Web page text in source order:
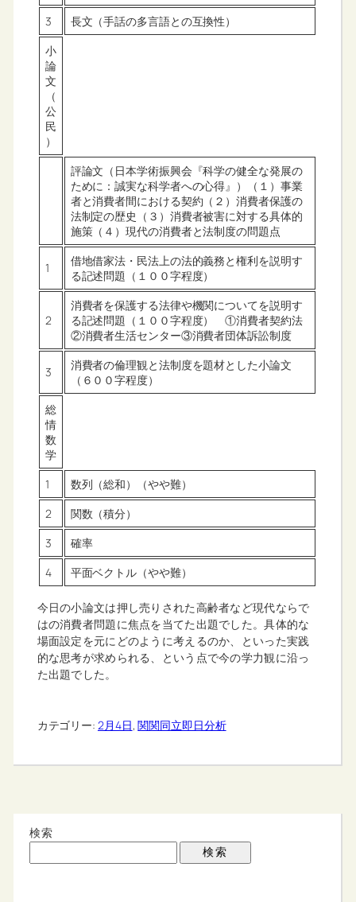
3
長文（手話の多言語との互換性）
小
論
文
（
公
民
）
評論文（日本学術振興会『科学の健全な発展の
ために：誠実な科学者への心得』）（１）事業
者と消費者間における契約（２）消費者保護の
法制定の歴史（３）消費者被害に対する具体的
施策（４）現代の消費者と法制度の問題点
1
借地借家法・民法上の法的義務と権利を説明す
る記述問題（１００字程度）
2
消費者を保護する法律や機関についてを説明す
る記述問題（１００字程度） ①消費者契約法
②消費者生活センター③消費者団体訴訟制度
3
消費者の倫理観と法制度を題材とした小論文
（６００字程度）
総
情
数
学
1
数列（総和）（やや難）
2
関数（積分）
3
確率
4
平面ベクトル（やや難）
今日の小論文は押し売りされた高齢者など現代ならで
はの消費者問題に焦点を当てた出題でした。具体的な
場面設定を元にどのように考えるのか、といった実践
的な思考が求められる、という点で今の学力観に沿っ
た出題でした。
カテゴリー: 2月4日, 関関同立即日分析
検索
検索